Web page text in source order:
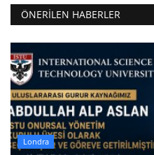
ÖNERILEN HABERLER
Londra